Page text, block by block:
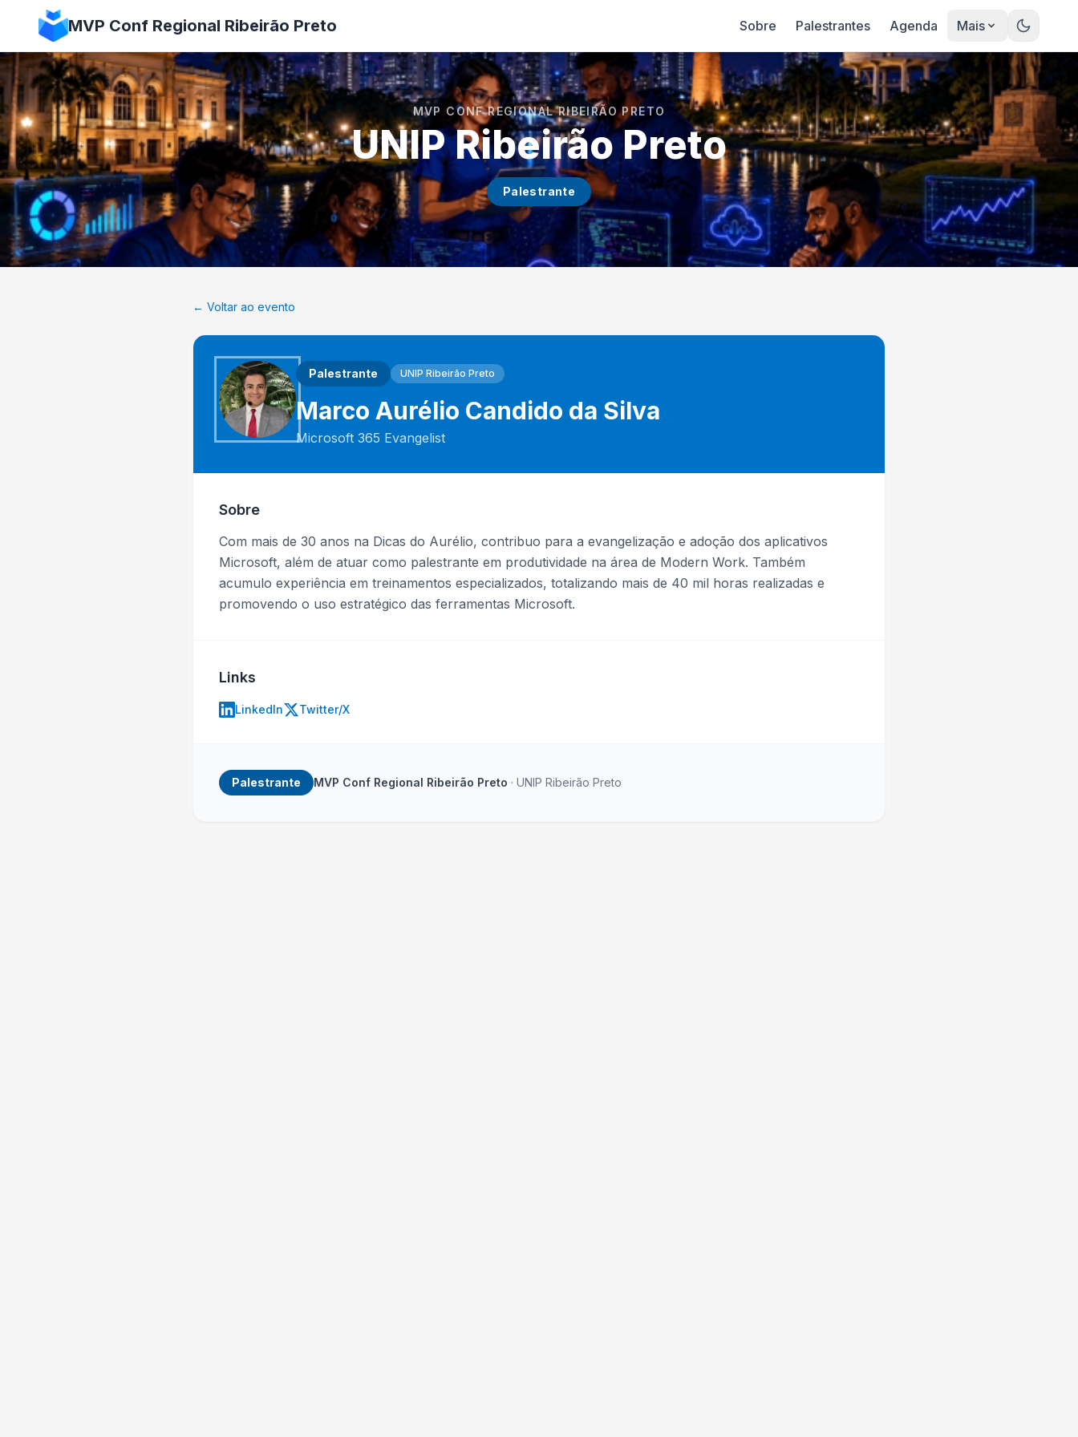
MVP Conf Regional Ribeirão Preto Sobre Palestrantes Agenda Mais
MVP CONF REGIONAL RIBEIRÃO PRETO
UNIP Ribeirão Preto
Palestrante
← Voltar ao evento
Palestrante UNIP Ribeirão Preto
Marco Aurélio Candido da Silva
Microsoft 365 Evangelist
Sobre
Com mais de 30 anos na Dicas do Aurélio, contribuo para a evangelização e adoção dos aplicativos
Microsoft, além de atuar como palestrante em produtividade na área de Modern Work. Também
acumulo experiência em treinamentos especializados, totalizando mais de 40 mil horas realizadas e
promovendo o uso estratégico das ferramentas Microsoft.
Links
LinkedIn Twitter/X
Palestrante MVP Conf Regional Ribeirão Preto · UNIP Ribeirão Preto